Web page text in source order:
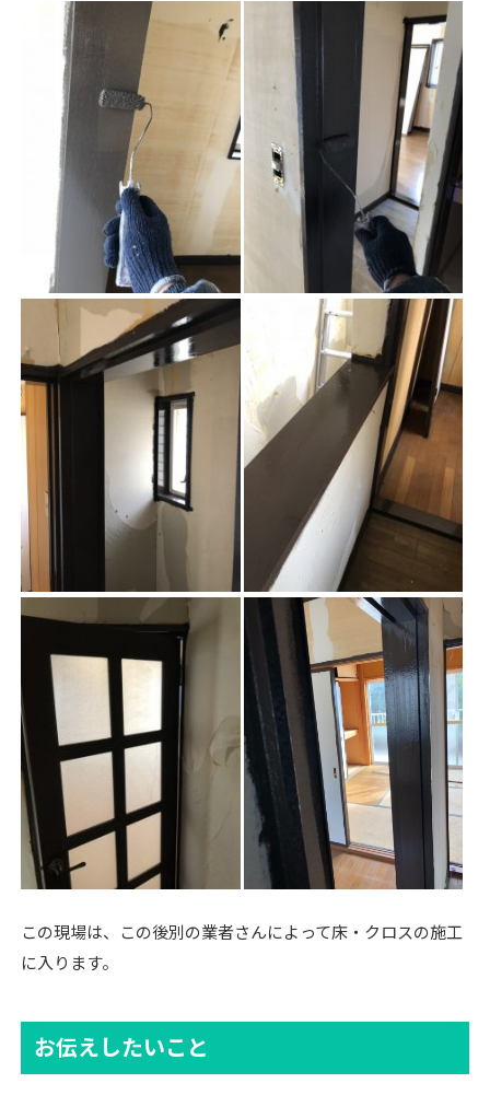
この現場は、この後別の業者さんによって床・クロスの施工
に入ります。
お伝えしたいこと